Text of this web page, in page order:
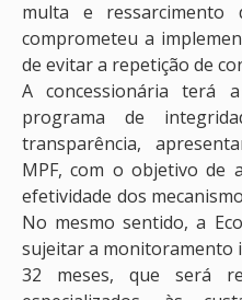
multa e ressarcimento
comprometeu a
de evitar a repetição de
A concessionária terá
programa de
transparência,
MPF, com o objetivo de
efetividade dos
No mesmo sentido, a
sujeitar a monitoramento
32 meses, que será